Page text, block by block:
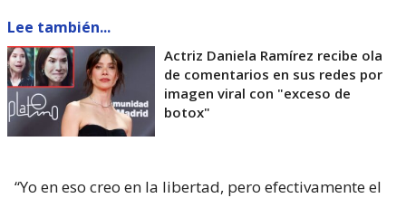
Lee también...
Actriz Daniela Ramírez recibe ola
de comentarios en sus redes por
imagen viral con "exceso de
botox"
“Yo en eso creo en la libertad, pero efectivamente el